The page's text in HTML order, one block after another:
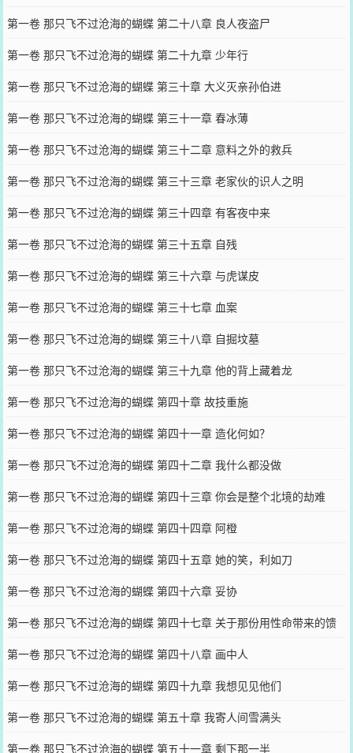
第一卷 那只飞不过沧海的蝴蝶 第二十八章 良人夜盗尸
第一卷 那只飞不过沧海的蝴蝶 第二十九章 少年行
第一卷 那只飞不过沧海的蝴蝶 第三十章 大义灭亲孙伯进
第一卷 那只飞不过沧海的蝴蝶 第三十一章 春冰薄
第一卷 那只飞不过沧海的蝴蝶 第三十二章 意料之外的救兵
第一卷 那只飞不过沧海的蝴蝶 第三十三章 老家伙的识人之明
第一卷 那只飞不过沧海的蝴蝶 第三十四章 有客夜中来
第一卷 那只飞不过沧海的蝴蝶 第三十五章 自残
第一卷 那只飞不过沧海的蝴蝶 第三十六章 与虎谋皮
第一卷 那只飞不过沧海的蝴蝶 第三十七章 血案
第一卷 那只飞不过沧海的蝴蝶 第三十八章 自掘坟墓
第一卷 那只飞不过沧海的蝴蝶 第三十九章 他的背上藏着龙
第一卷 那只飞不过沧海的蝴蝶 第四十章 故技重施
第一卷 那只飞不过沧海的蝴蝶 第四十一章 造化何如？
第一卷 那只飞不过沧海的蝴蝶 第四十二章 我什么都没做
第一卷 那只飞不过沧海的蝴蝶 第四十三章 你会是整个北境的劫难
第一卷 那只飞不过沧海的蝴蝶 第四十四章 阿橙
第一卷 那只飞不过沧海的蝴蝶 第四十五章 她的笑，利如刀
第一卷 那只飞不过沧海的蝴蝶 第四十六章 妥协
第一卷 那只飞不过沧海的蝴蝶 第四十七章 关于那份用性命带来的馈
赠
第一卷 那只飞不过沧海的蝴蝶 第四十八章 画中人
第一卷 那只飞不过沧海的蝴蝶 第四十九章 我想见见他们
第一卷 那只飞不过沧海的蝴蝶 第五十章 我寄人间雪满头
第一卷 那只飞不过沧海的蝴蝶 第五十一章 剩下那一半